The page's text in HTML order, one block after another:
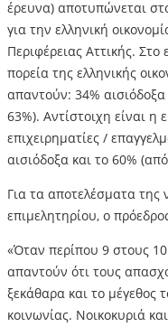
έρευνα) αποτυπώνεται
για την ελληνική
Περιφέρειας Αττικής.
πορεία της ελληνικής
απαντούν: 34%
63%). Αντίστοιχη είναι η
επιχειρηματίες /
αισιόδοξα και το 60%
Για τα αποτελέσματα της
επιμελητηρίου, ο
«Όταν περίπου 9 στους
απαντούν ότι τους
ξεκάθαρα και το μέγεθος
κοινωνίας. Νοικοκυριά